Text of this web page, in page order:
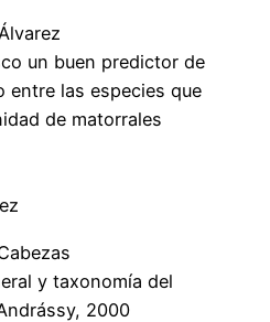
un buen predictor de
entre las especies que
de matorrales
y taxonomía del
2000